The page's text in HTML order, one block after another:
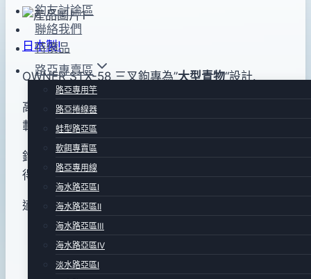
釣友討論區
聯絡我們
特價品
路亞專賣區
路亞專用竿
路亞捲線器
蛙型路亞區
軟餌專賣區
路亞專用線
海水路亞區Ⅰ
海水路亞區Ⅱ
海水路亞區Ⅲ
海水路亞區Ⅳ
淡水路亞區Ⅰ
Bybc
pro-
shop
2013
06
月
日
2015
年
03
月
04
日本製!
OWNER STX-58 三叉鉤專為”大型青物“設計.
高負荷.高強度.特殊的鋼材使用較同直徑的材料在負
載的強度上多增加高達10%以上.
鈎尖角度鋭利.貫穿力強.重量適中.使用上特別容易
得心應手!
適用~竹梭.夏威夷海鰱.GT.青甘.鮪魚等!